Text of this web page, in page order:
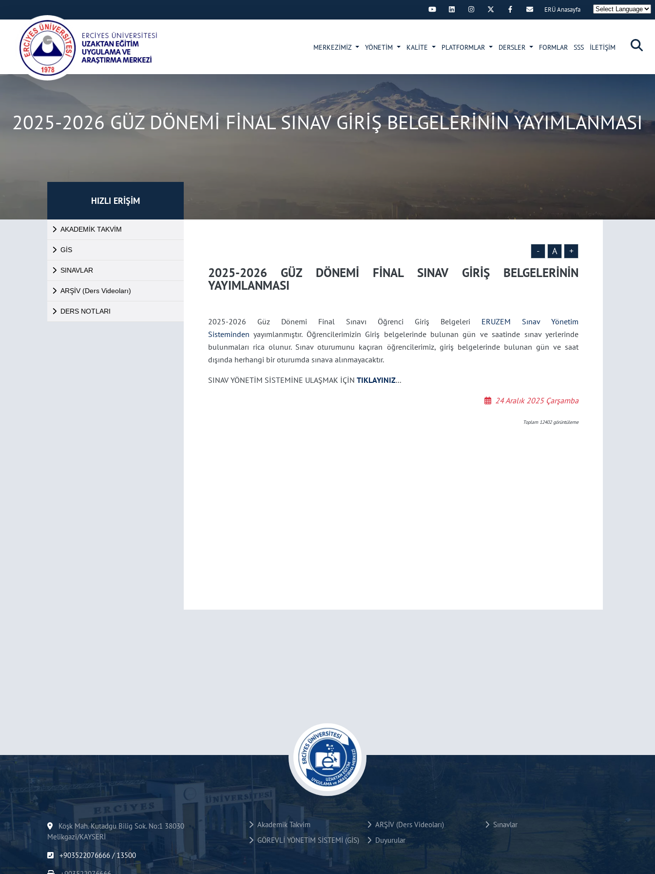
×
ERÜ Anasayfa
MERKEZİMİZ YÖNETİM KALİTE PLATFORMLAR DERSLER FORMLAR SSS İLETİŞİM
2025-2026 GÜZ DÖNEMİ FİNAL SINAV GİRİŞ BELGELERİNİN YAYIMLANMASI
HIZLI ERİŞİM
AKADEMİK TAKVİM
GİS
SINAVLAR
ARŞİV (Ders Videoları)
DERS NOTLARI
- A +
2025-2026 GÜZ DÖNEMİ FİNAL SINAV GİRİŞ BELGELERİNİN
YAYIMLANMASI
2025-2026 Güz Dönemi Final Sınavı Öğrenci Giriş Belgeleri ERUZEM Sınav Yönetim
Sisteminden yayımlanmıştır. Öğrencilerimizin Giriş belgelerinde bulunan gün ve saatinde sınav yerlerinde
bulunmaları rica olunur. Sınav oturumunu kaçıran öğrencilerimiz, giriş belgelerinde bulunan gün ve saat
dışında herhangi bir oturumda sınava alınmayacaktır.
SINAV YÖNETİM SİSTEMİNE ULAŞMAK İÇİN TIKLAYINIZ...
24 Aralık 2025 Çarşamba
Toplam 12402görüntüleme
Köşk Mah. Kutadgu Bilig Sok. No:1 38030
Melikgazi/KAYSERİ
+903522076666 / 13500
Akademik Takvim ARŞİV (Ders Videoları)
Sınavlar
GÖREVLİ YÖNETİM SİSTEMİ (GİS)
Duyurular